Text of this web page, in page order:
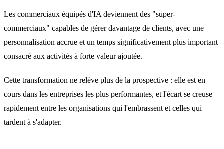
Les commerciaux équipés d'IA deviennent des "super-
commerciaux" capables de gérer davantage de clients, avec une
personnalisation accrue et un temps significativement plus important
consacré aux activités à forte valeur ajoutée.
Cette transformation ne relève plus de la prospective : elle est en
cours dans les entreprises les plus performantes, et l'écart se creuse
rapidement entre les organisations qui l'embrassent et celles qui
tardent à s'adapter.